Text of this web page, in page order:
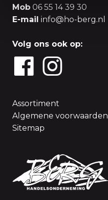
Mob 06 55 14 39 30
E-mail info@ho-berg.nl
Volg ons ook op:
Assortiment
Algemene voorwaarden
Sitemap